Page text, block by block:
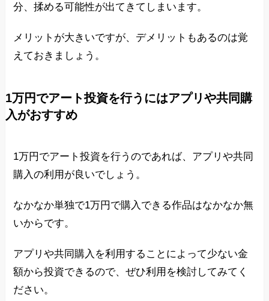
分、揉める可能性が出てきてしまいます。
メリットが大きいですが、デメリットもあるのは覚
えておきましょう。
1万円でアート投資を行うにはアプリや共同購
入がおすすめ
1万円でアート投資を行うのであれば、アプリや共同
購入の利用が良いでしょう。
なかなか単独で1万円で購入できる作品はなかなか無
いからです。
アプリや共同購入を利用することによって少ない金
額から投資できるので、ぜひ利用を検討してみてく
ださい。